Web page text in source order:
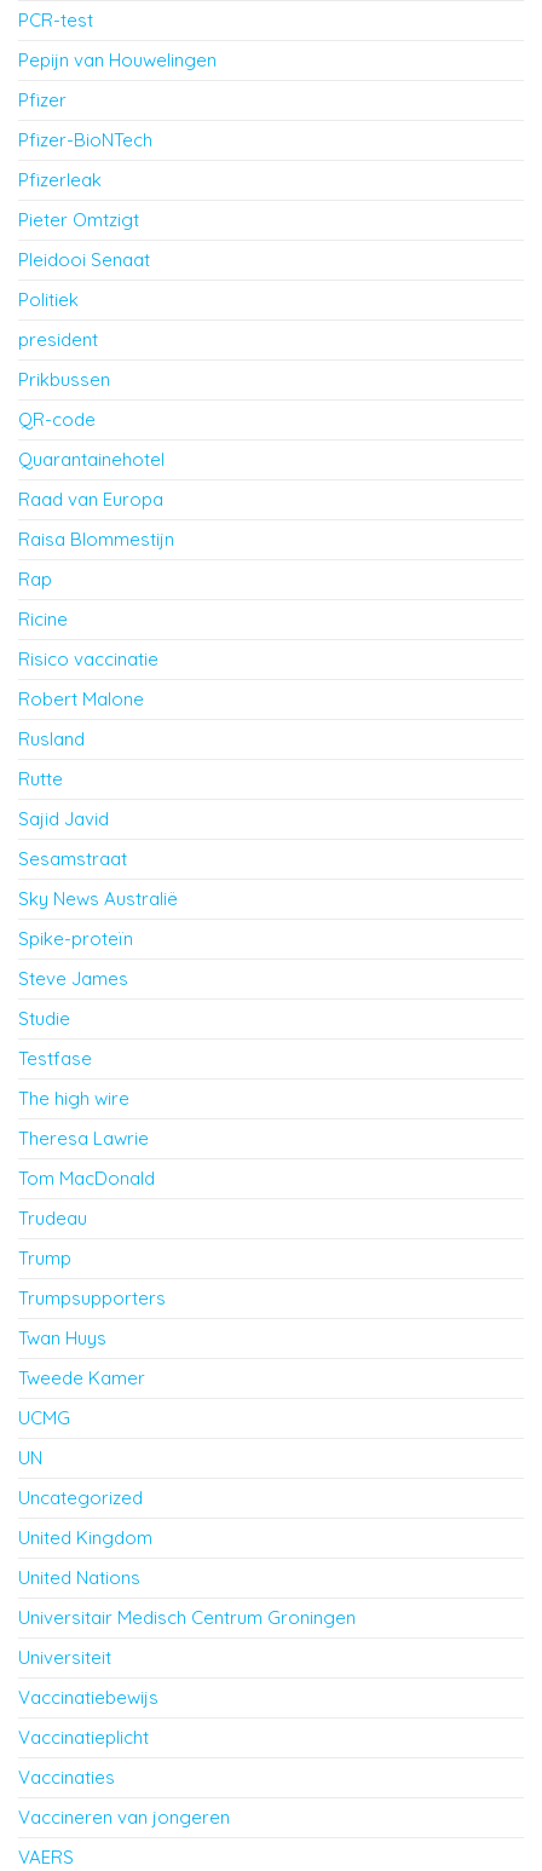
PCR-test
Pepijn van Houwelingen
Pfizer
Pfizer-BioNTech
Pfizerleak
Pieter Omtzigt
Pleidooi Senaat
Politiek
president
Prikbussen
QR-code
Quarantainehotel
Raad van Europa
Raisa Blommestijn
Rap
Ricine
Risico vaccinatie
Robert Malone
Rusland
Rutte
Sajid Javid
Sesamstraat
Sky News Australië
Spike-proteïn
Steve James
Studie
Testfase
The high wire
Theresa Lawrie
Tom MacDonald
Trudeau
Trump
Trumpsupporters
Twan Huys
Tweede Kamer
UCMG
UN
Uncategorized
United Kingdom
United Nations
Universitair Medisch Centrum Groningen
Universiteit
Vaccinatiebewijs
Vaccinatieplicht
Vaccinaties
Vaccineren van jongeren
VAERS